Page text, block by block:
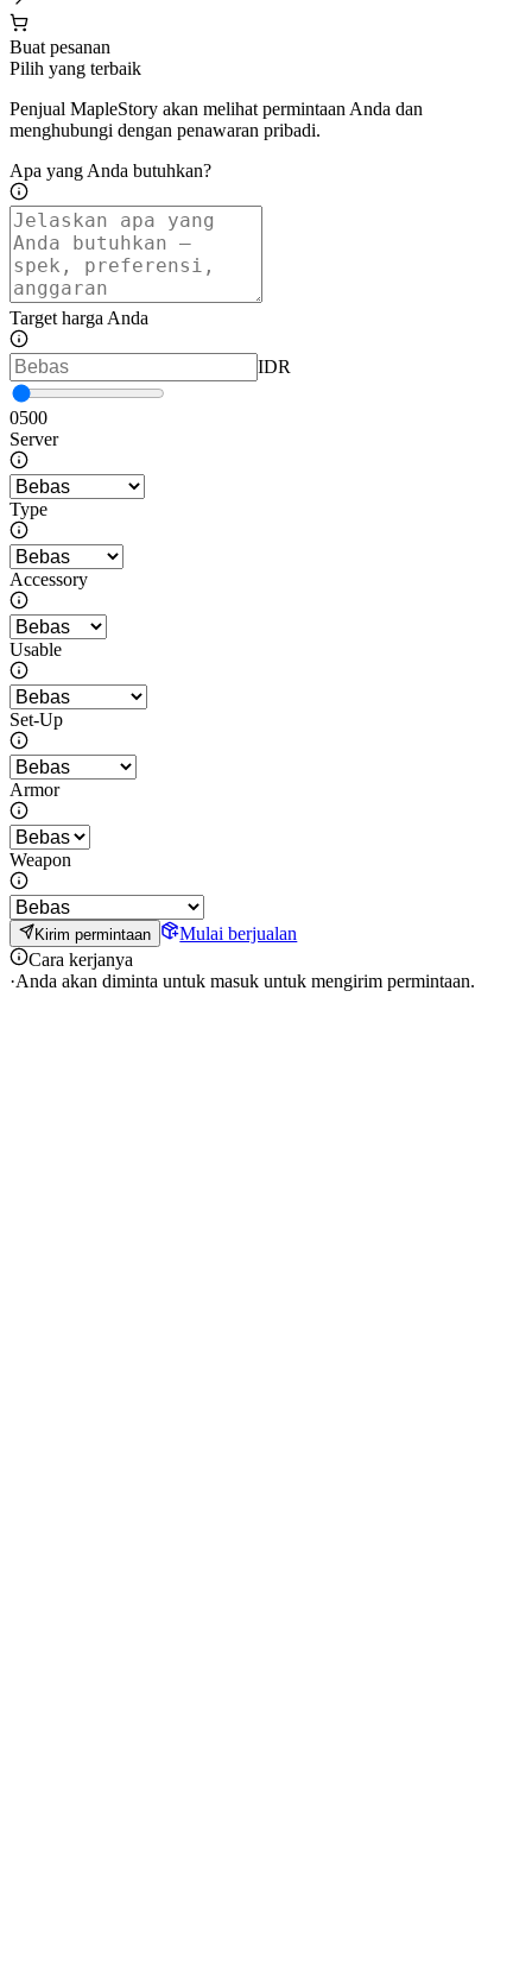
Buat pesanan
Pilih yang terbaik
Penjual MapleStory akan melihat permintaan Anda dan
menghubungi dengan penawaran pribadi.
Apa yang Anda butuhkan?
Target harga Anda
IDR
0500
Server
Type
Accessory
Usable
Set-Up
Armor
Weapon
Kirim permintaan
Mulai berjualan
Cara kerjanya
·Anda akan diminta untuk masuk untuk mengirim permintaan.